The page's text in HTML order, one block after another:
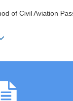
of Civil Aviation